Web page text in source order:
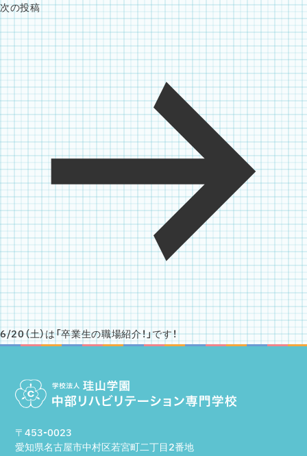
次の投稿
6/20（土）は「卒業生の職場紹介！」です！
〒453-0023
愛知県名古屋市中村区若宮町二丁目2番地